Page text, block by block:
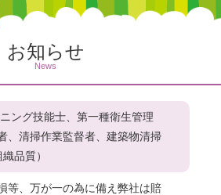
お知らせ
News
ング技能士、第一種衛生管理
、清掃作業監督者、建築物清掃
品質）
等、万が一の為に備え弊社は賠